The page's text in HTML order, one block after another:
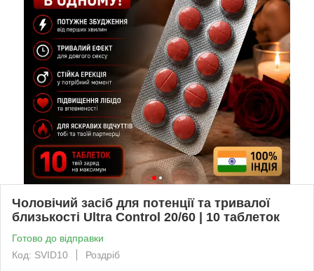
Чоловічий засіб для потенції та тривалої
близькості Ultra Control 20/60 | 10 таблеток
Готово до відправки
Код: SVID10
Роздріб